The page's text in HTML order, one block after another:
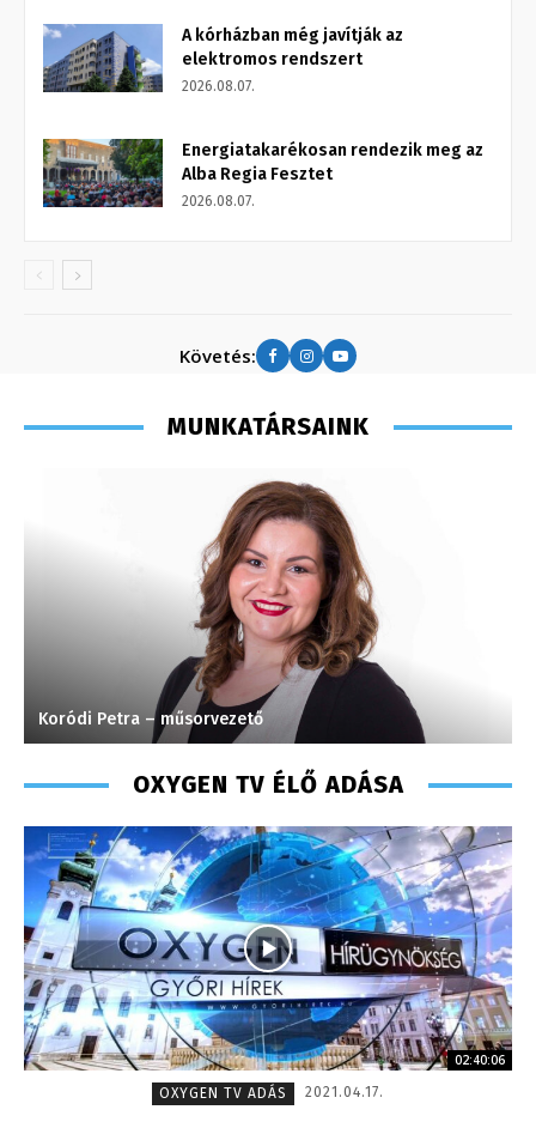
A kórházban még javítják az
elektromos rendszert
2026.08.07.
Energiatakarékosan rendezik meg az
Alba Regia Fesztet
2026.08.07.
Követés:
MUNKATÁRSAINK
Koródi Petra – műsorvezető
OXYGEN TV ÉLŐ ADÁSA
02:40:06
OXYGEN TV ADÁS
2021.04.17.